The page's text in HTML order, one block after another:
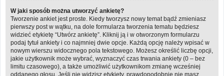
W jaki sposób można utworzyć ankietę?
Tworzenie ankiet jest proste. Kiedy tworzysz nowy temat bądź zmieniasz
pierwszy post w wątku, na dole formularza tworzenia tematu będziesz
widzieć etykietę “Utwórz ankietę”. Kliknij ją i w otworzonym formularzu
podaj tytuł ankiety i co najmniej dwie opcje. Każdą opcję należy wpisać w
nowym wierszu widocznego pola tekstowego. Możesz określić liczbę opcji,
jakie użytkownik może wybrać, wyznaczyć czas trwania ankiety (0 – bez
limitu czasowego), a także umożliwić użytkownikom zmianę wcześniej
oddanego głosu. Jeśli nie widzisz etykiety, prawdopodobnie nie masz